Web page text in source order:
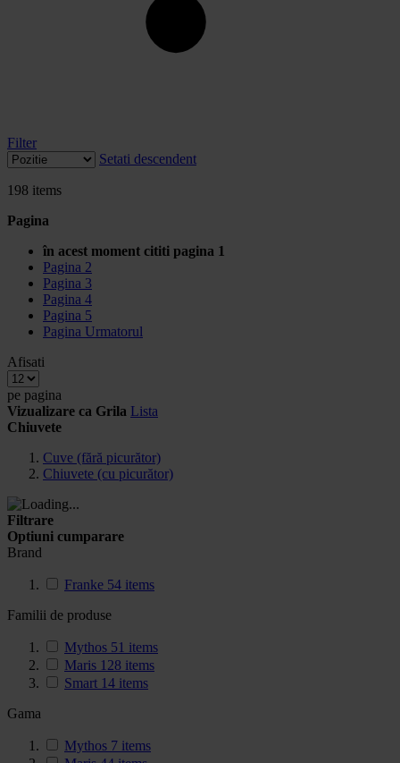
Filter
Setati descendent
198 items
Pagina
în acest moment cititi pagina 1
Pagina 2
Pagina 3
Pagina 4
Pagina 5
Pagina Urmatorul
Afisati
pe pagina
Vizualizare ca Grila Lista
Chiuvete
Cuve (fără picurător)
Chiuvete (cu picurător)
Filtrare
Optiuni cumparare
Brand
Franke 54 items
Familii de produse
Mythos 51 items
Maris 128 items
Smart 14 items
Gama
Mythos 7 items